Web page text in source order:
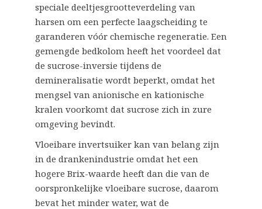
speciale deeltjesgrootteverdeling van
harsen om een perfecte laagscheiding te
garanderen vóór chemische regeneratie. Een
gemengde bedkolom heeft het voordeel dat
de sucrose-inversie tijdens de
demineralisatie wordt beperkt, omdat het
mengsel van anionische en kationische
kralen voorkomt dat sucrose zich in zure
omgeving bevindt.
Vloeibare invertsuiker kan van belang zijn
in de drankenindustrie omdat het een
hogere Brix-waarde heeft dan die van de
oorspronkelijke vloeibare sucrose, daarom
bevat het minder water, wat de